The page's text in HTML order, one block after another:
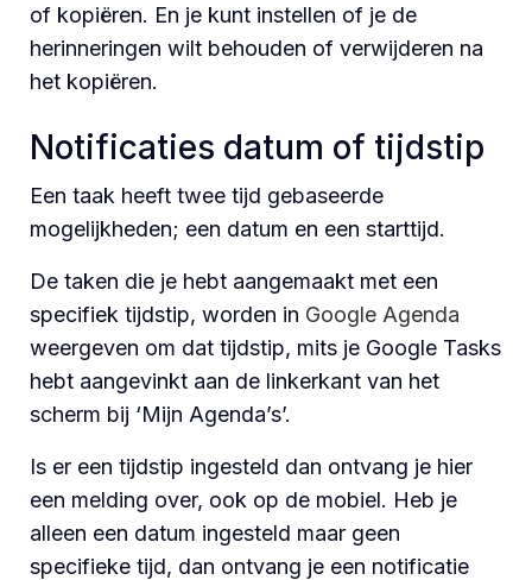
of kopiëren. En je kunt instellen of je de
herinneringen wilt behouden of verwijderen na
het kopiëren.
Notificaties datum of tijdstip
Een taak heeft twee tijd gebaseerde
mogelijkheden; een datum en een starttijd.
De taken die je hebt aangemaakt met een
specifiek tijdstip, worden in Google Agenda
weergeven om dat tijdstip, mits je Google Tasks
hebt aangevinkt aan de linkerkant van het
scherm bij ‘Mijn Agenda’s’.
Is er een tijdstip ingesteld dan ontvang je hier
een melding over, ook op de mobiel. Heb je
alleen een datum ingesteld maar geen
specifieke tijd, dan ontvang je een notificatie